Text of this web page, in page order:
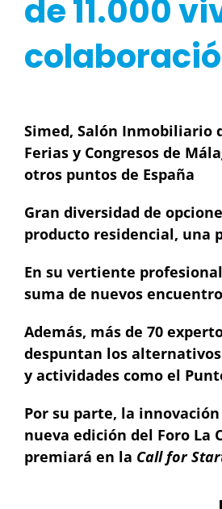
de 11.000
Simed, Salón Inmobiliario
Ferias y Congresos de
otros puntos de España
Gran diversidad de
producto residencial, una
En su vertiente
suma de nuevos
Además, más de 70
despuntan los
y actividades como el
Por su parte, la
nueva edición del Foro La
premiará en la Call for